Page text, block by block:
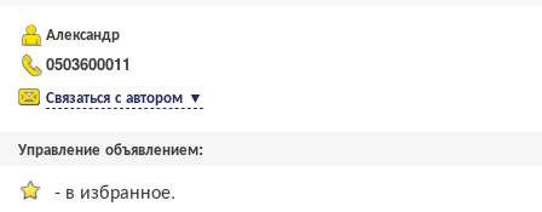
Александр
0503600011
Связаться с автором ▼
Управление объявлением:
- в избранное.